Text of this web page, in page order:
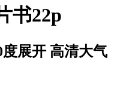
书22p
展开 高清大气